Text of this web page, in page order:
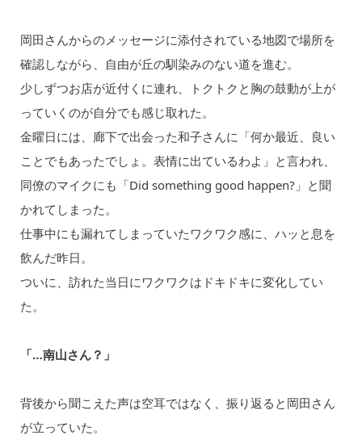
岡田さんからのメッセージに添付されている地図で場所を
確認しながら、自由が丘の馴染みのない道を進む。
少しずつお店が近付くに連れ、トクトクと胸の鼓動が上が
っていくのが自分でも感じ取れた。
金曜日には、廊下で出会った和子さんに「何か最近、良い
ことでもあったでしょ。表情に出ているわよ」と言われ、
同僚のマイクにも「Did something good happen?」と聞
かれてしまった。
仕事中にも漏れてしまっていたワクワク感に、ハッと息を
飲んだ昨日。
ついに、訪れた当日にワクワクはドキドキに変化してい
た。
「…南山さん？」
背後から聞こえた声は空耳ではなく、振り返ると岡田さん
が立っていた。